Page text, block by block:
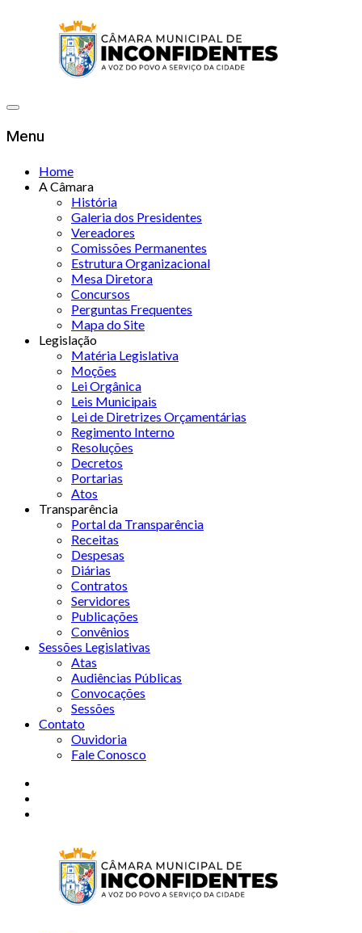
Menu
Home
A Câmara
História
Galeria dos Presidentes
Vereadores
Comissões Permanentes
Estrutura Organizacional
Mesa Diretora
Concursos
Perguntas Frequentes
Mapa do Site
Legislação
Matéria Legislativa
Moções
Lei Orgânica
Leis Municipais
Lei de Diretrizes Orçamentárias
Regimento Interno
Resoluções
Decretos
Portarias
Atos
Transparência
Portal da Transparência
Receitas
Despesas
Diárias
Contratos
Servidores
Publicações
Convênios
Sessões Legislativas
Atas
Audiências Públicas
Convocações
Sessões
Contato
Ouvidoria
Fale Conosco